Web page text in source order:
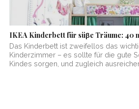
IKEA Kinderbett für süβe Träume: 40
Das Kinderbett ist zweifellos das
Kinderzimmer – es sollte für die gute
Kindes sorgen, und zugleich